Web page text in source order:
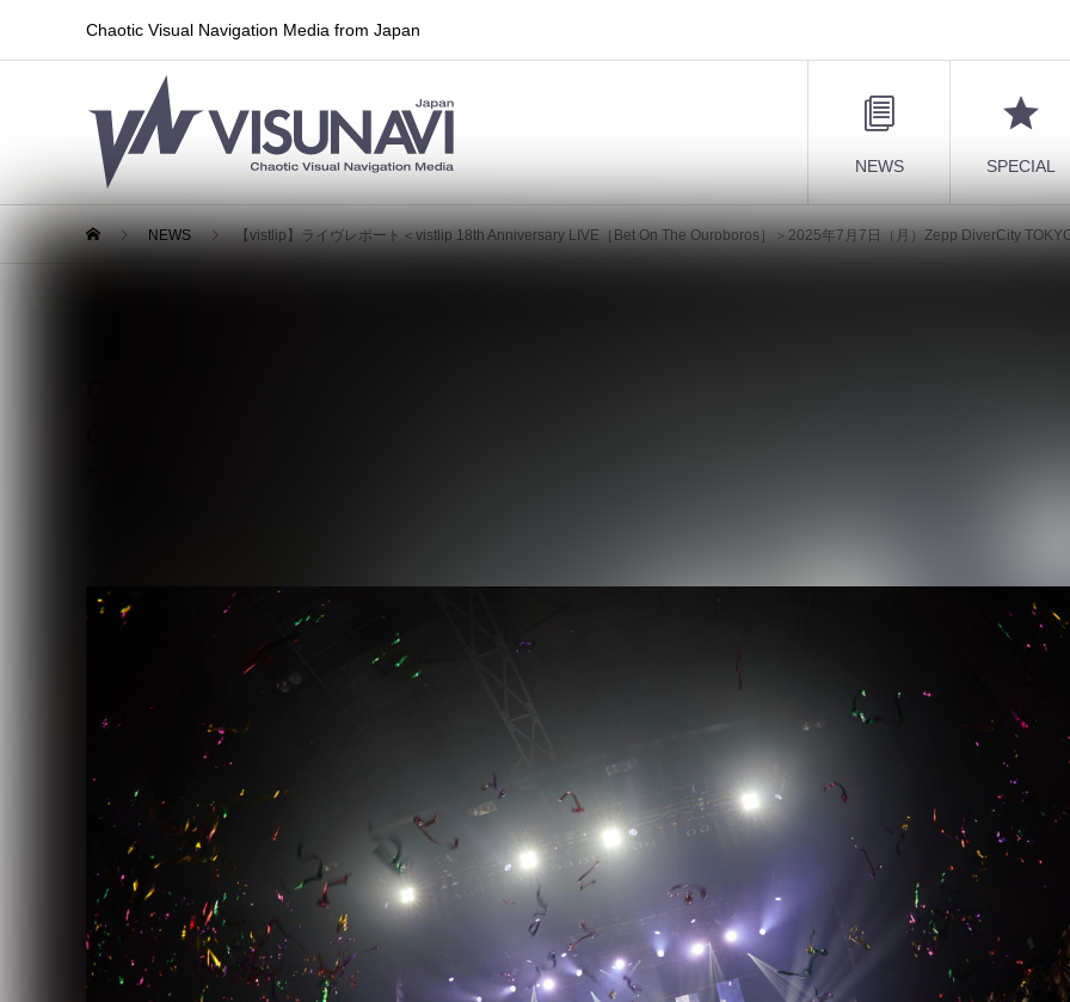
Chaotic Visual Navigation Media from Japan
NEWS SPECIAL
NEWS 【vistlip】ライヴレポート＜vistlip 18th Anniversary LIVE［Bet On The Ouroboros］＞2025年7月7日（月）Zepp DiverCity TOKYO◆vistlip、“約束の場所”で迎